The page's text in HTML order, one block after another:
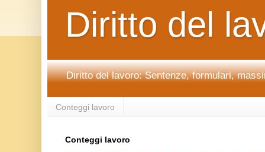
Diritto del
Diritto del lavoro: Sentenze, formulari,
Conteggi lavoro
Conteggi lavoro